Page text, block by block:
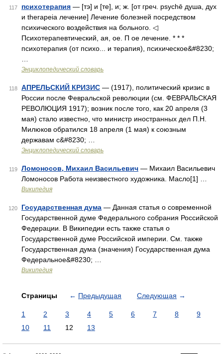
117 психотерапия — [тэ] и [те], и; ж. [от греч. psychē душа, дух
и therapeia лечение] Лечение болезней посредством
психического воздействия на больного. ◁
Психотерапевтический, ая, ое. П ое лечение. * * *
психотерапия (от психо... и терапия), психическое&#8230;
Энциклопедический словарь
118 АПРЕЛЬСКИЙ КРИЗИС — (1917), политический кризис в
России после Февральской революции (см. ФЕВРАЛЬСКАЯ
РЕВОЛЮЦИЯ 1917); возник после того, как 20 апреля (3
мая) стало известно, что министр иностранных дел П.Н.
Милюков обратился 18 апреля (1 мая) к союзным
державам с&#8230; …
Энциклопедический словарь
119 Ломоносов, Михаил Васильевич — Михаил Васильевич
Ломоносов Работа неизвестного художника. Масло[1] …
Википедия
120 Государственная дума — Данная статья о современной
Государственной думе Федерального собрания Российской
Федерации. В Википедии есть также статья о
Государственной думе Российской империи. См. также
Государственная дума (значения) Государственная дума
Федеральное&#8230; …
Википедия
Страницы ← Предыдущая Следующая →
1 2 3 4 5 6 7 8
9
10
11 12 13